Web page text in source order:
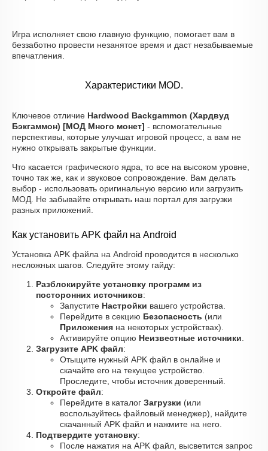
Игра исполняет свою главную функцию, помогает вам в
беззаботно провести незанятое время и даст незабываемые
впечатления.
Характеристики MOD.
Ключевое отличие Hardwood Backgammon (Хардвуд
Бэкгаммон) [МОД Много монет] - вспомогательные
перспективы, которые улучшат игровой процесс, а вам не
нужно открывать закрытые функции.
Что касается графического ядра, то все на высоком уровне,
точно так же, как и звуковое сопровождение. Вам делать
выбор - использовать оригинальную версию или загрузить
МОД. Не забывайте открывать наш портал для загрузки
разных приложений.
Как установить APK файл на Android
Установка APK файла на Android проводится в несколько
несложных шагов. Следуйте этому гайду:
Разблокируйте установку программ из
посторонних источников:
Запустите Настройки вашего устройства.
Перейдите в секцию Безопасность (или
Приложения на некоторых устройствах).
Активируйте опцию Неизвестные источники
Загрузите APK файл:
Отыщите нужный APK файл в онлайне и
скачайте его на текущее устройство.
Проследите, чтобы источник доверенный.
Откройте файл:
Перейдите в каталог Загрузки (или
воспользуйтесь файловый менеджер), найдите
скачанный APK файл и нажмите на него.
Подтвердите установку:
После нажатия на APK файл, высветится запрос